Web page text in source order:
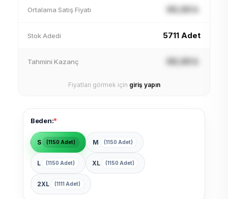
Ortalama Satış Fiyatı XX,XX ₺
Stok Adedi 5711 Adet
Tahmini Kazanç XX,XX ₺
Fiyatları görmek için giriş yapın
Beden:*
S (1150 Adet) M (1150 Adet)
L (1150 Adet) XL (1150 Adet)
2XL (1111 Adet)